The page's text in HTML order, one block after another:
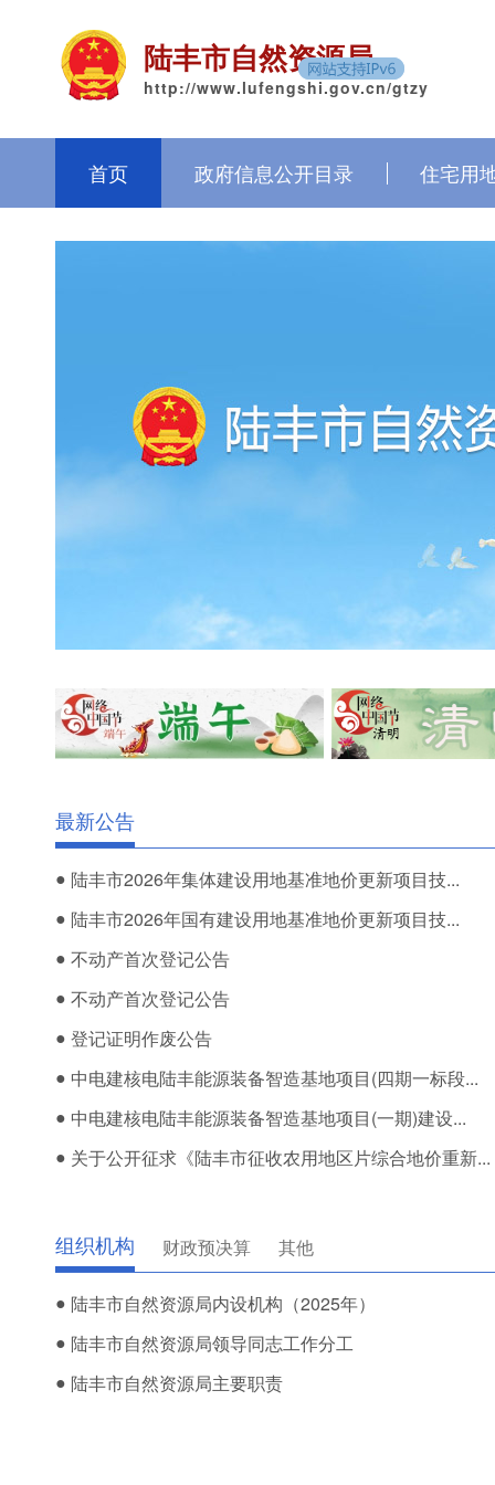
陆丰市自然资源局
http://www.lufengshi.gov.cn/gtzy
首页 政府信息公开目录 住宅用
最新公告
● 陆丰市2026年集体建设用地基准地价更新项目技...
● 陆丰市2026年国有建设用地基准地价更新项目技...
● 不动产首次登记公告
● 不动产首次登记公告
● 登记证明作废公告
● 中电建核电陆丰能源装备智造基地项目(四期一标段...
● 中电建核电陆丰能源装备智造基地项目(一期)建设...
● 关于公开征求《陆丰市征收农用地区片综合地价重新...
组织机构 财政预决算 其他
● 陆丰市自然资源局内设机构（2025年）
● 陆丰市自然资源局领导同志工作分工
● 陆丰市自然资源局主要职责